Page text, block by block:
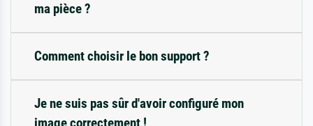
ma pièce ?
Comment choisir le bon support ?
Je ne suis pas sûr d'avoir configuré mon